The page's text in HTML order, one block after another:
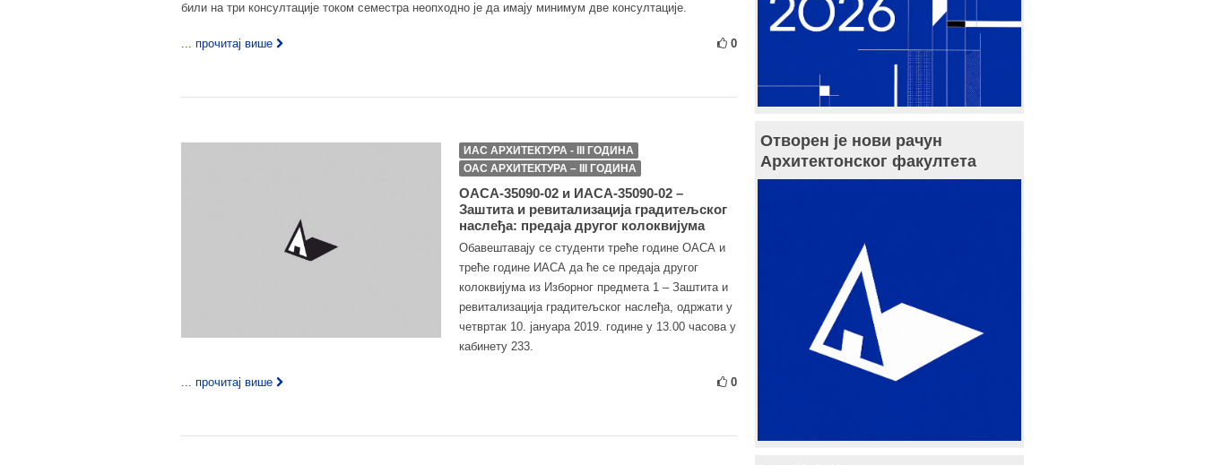
били на три консултације током семестра неопходно је да имају минимум две консултације.
... прочитај више 0
ИАС АРХИТЕКТУРА - III ГОДИНА
ОАС АРХИТЕКТУРА – III ГОДИНА
ОАСА-35090-02 и ИАСА-35090-02 –
Заштита и ревитализација градитељског
наслеђа: предаја другог колоквијума
Обавештавају се студенти треће године ОАСА и
треће године ИАСА да ће се предаја другог
колоквијума из Изборног предмета 1 – Заштита и
ревитализација градитељског наслеђа, одржати у
четвртак 10. јануара 2019. године у 13.00 часова у
кабинету 233.
... прочитај више 0
Отворен је нови рачун
Архитектонског факултета